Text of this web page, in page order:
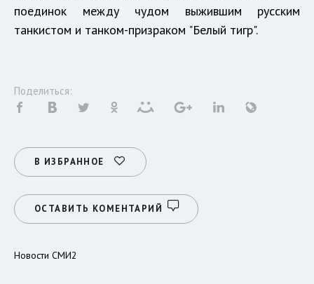
поединок между чудом выжившим русским
танкистом и танком-призраком "Белый тигр".
Поделиться:
В ИЗБРАННОЕ
ОСТАВИТЬ КОМЕНТАРИЙ
Новости СМИ2